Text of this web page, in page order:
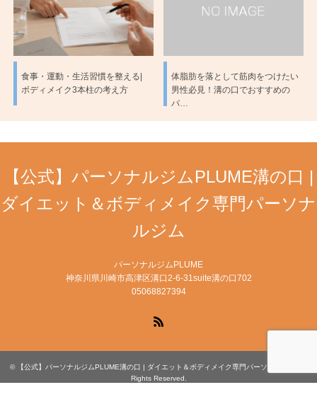
食事・運動・生活習慣を整える|
ボディメイク3本柱の考え方
体脂肪を落として筋肉をつけたい
男性必見！溝の口でおすすめの
パ…
【公式】パーソナルジムPLUME溝の口 |
ダイエット＆ボディメイク専門パーソナ
ルジム
パーソナルジムPLUME
神奈川県川崎市高津区溝口2-6-31suite溝の口702
05068827394
© 【公式】パーソナルジムPLUME溝の口 | ダイエット＆ボディメイク専門パーソナルジム
Rights Reserved.